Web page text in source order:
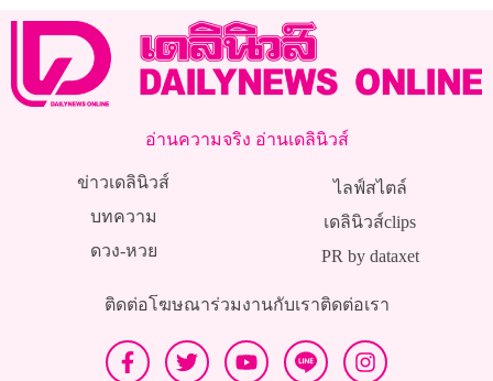
อ่านความจริง อ่านเดลินิวส์
ข่าวเดลินิวส์
บทความ
ดวง-หวย
ไลฟ์สไตล์
เดลินิวส์clips
PR by dataxet
ติดต่อโฆษณาร่วมงานกับเราติดต่อเรา